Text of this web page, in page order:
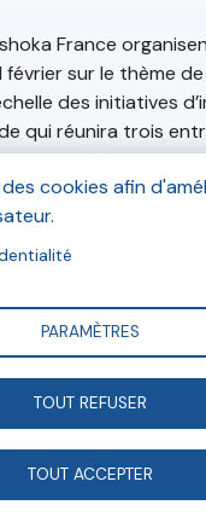
France
février sur le thème
des initiatives
qui réunira trois
Frédérique
de débattre
2023, de 16h30 à
3 rue Danton,
cookies afin
PARAMÈTRES
TOUT REFUSER
TOUT ACCEPTER